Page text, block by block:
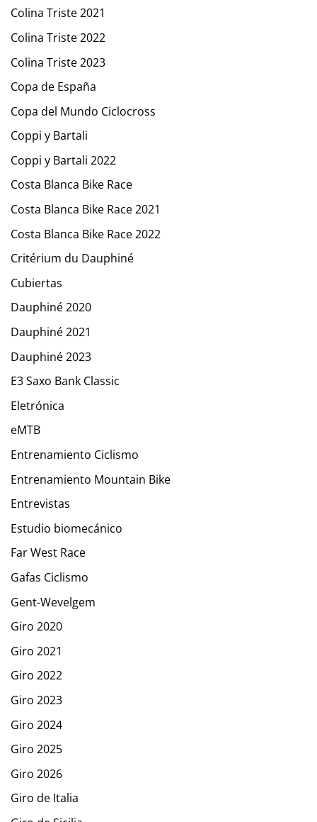
Colina Triste 2021
Colina Triste 2022
Colina Triste 2023
Copa de España
Copa del Mundo Ciclocross
Coppi y Bartali
Coppi y Bartali 2022
Costa Blanca Bike Race
Costa Blanca Bike Race 2021
Costa Blanca Bike Race 2022
Critérium du Dauphiné
Cubiertas
Dauphiné 2020
Dauphiné 2021
Dauphiné 2023
E3 Saxo Bank Classic
Eletrónica
eMTB
Entrenamiento Ciclismo
Entrenamiento Mountain Bike
Entrevistas
Estudio biomecánico
Far West Race
Gafas Ciclismo
Gent-Wevelgem
Giro 2020
Giro 2021
Giro 2022
Giro 2023
Giro 2024
Giro 2025
Giro 2026
Giro de Italia